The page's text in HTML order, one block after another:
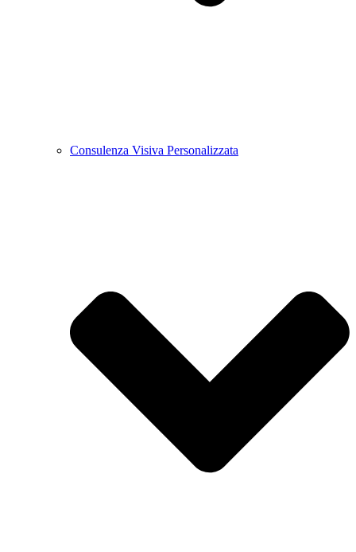
Consulenza Visiva Personalizzata